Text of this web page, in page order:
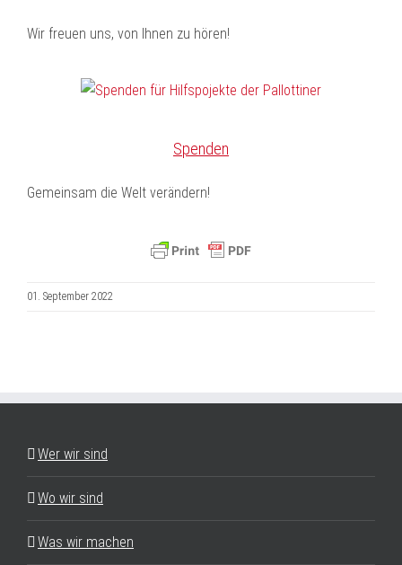
Wir freuen uns, von Ihnen zu hören!
Spenden
Gemeinsam die Welt verändern!
01. September 2022
Wer wir sind
Wo wir sind
Was wir machen